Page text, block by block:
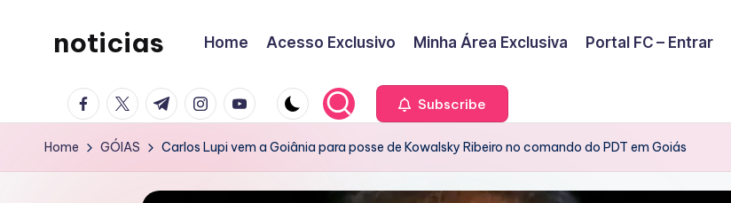
noticias Home Acesso Exclusivo Minha Área Exclusiva Portal FC – Entrar
facebook.com
twitter.com
t.me instagram.com
youtube.com Subscribe
Home GÓIAS Carlos Lupi vem a Goiânia para posse de Kowalsky Ribeiro no comando do PDT em Goiás